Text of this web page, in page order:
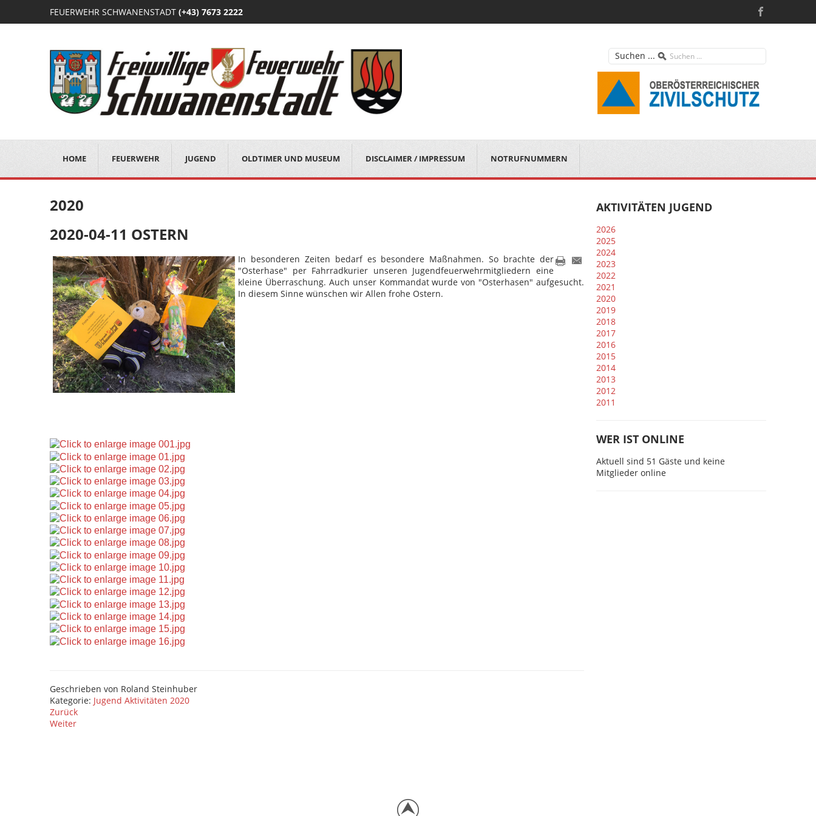
FEUERWEHR SCHWANENSTADT (+43) 7673 2222
Suchen ...
HOME FEUERWEHR JUGEND OLDTIMER UND MUSEUM DISCLAIMER / IMPRESSUM NOTRUFNUMMERN
2020
2020-04-11 OSTERN
In besonderen Zeiten bedarf es besondere Maßnahmen. So brachte der
"Osterhase" per Fahrradkurier unseren Jugendfeuerwehrmitgliedern eine
kleine Überraschung. Auch unser Kommandat wurde von "Osterhasen" aufgesucht.
In diesem Sinne wünschen wir Allen frohe Ostern.
Geschrieben von Roland Steinhuber
Kategorie: Jugend Aktivitäten 2020
Zurück
Weiter
AKTIVITÄTEN JUGEND
2026
2025
2024
2023
2022
2021
2020
2019
2018
2017
2016
2015
2014
2013
2012
2011
WER IST ONLINE
Aktuell sind 51 Gäste und keine
Mitglieder online